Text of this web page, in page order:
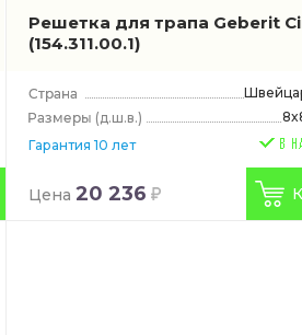
Решетка для трапа Geberit
(154.311.00.1)
(д.ш.в.)
Гарантия 10 лет
Цена 20 236